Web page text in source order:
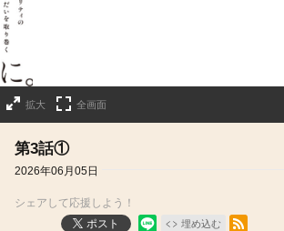
拡大 全画面
第3話①
2026年06月05日
シェアして応援しよう！
ポスト
埋め込む
RSSフィード